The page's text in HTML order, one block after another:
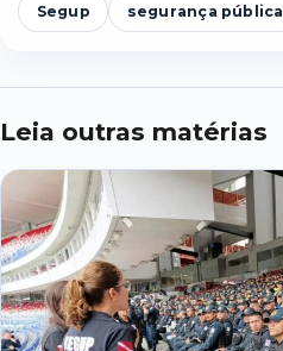
Segup segurança pública
Leia outras matérias